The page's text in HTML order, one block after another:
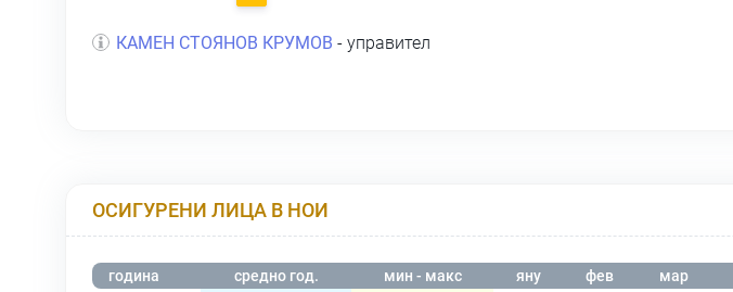
КАМЕН СТОЯНОВ КРУМОВ - управител
ОСИГУРЕНИ ЛИЦА В НОИ
година средно год. мин - макс яну фев мар